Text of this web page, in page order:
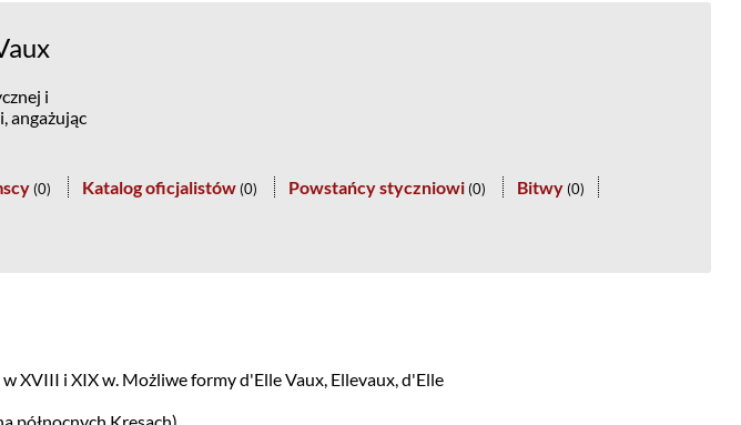
i
angażując
(0) Katalog oficjalistów (0) Powstańcy styczniowi (0) Bitwy (0)
XVIII i XIX w. Możliwe formy d'Elle Vaux, Ellevaux, d'Elle